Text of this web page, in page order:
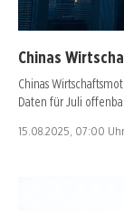
Chinas
Chinas
Daten für Juli
15.08.2025, 07:00 Uhr